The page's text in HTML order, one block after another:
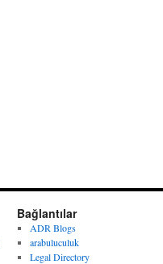
Bağlantılar
ADR Blogs
arabuluculuk
Legal Directory